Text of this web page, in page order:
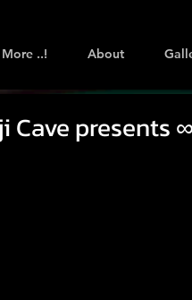
..! About
Cave presents